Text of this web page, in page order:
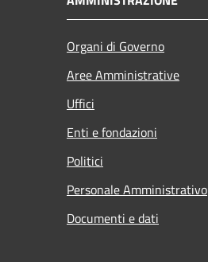
Organi di Governo
Aree Amministrative
Uffici
Enti e fondazioni
Politici
Personale Amministrativo
Documenti e dati